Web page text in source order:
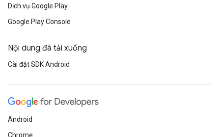
Dịch vụ Google Play
Google Play Console
Nội dung đã tải xuống
Cài đặt SDK Android
Android
Chrome